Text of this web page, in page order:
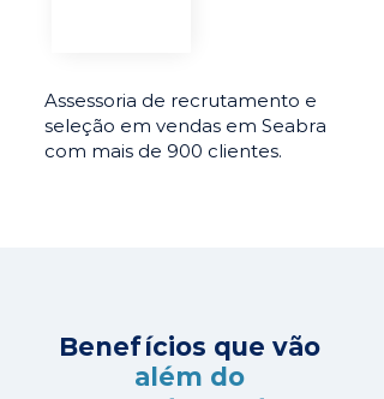
Assessoria de recrutamento e
seleção em vendas em Seabra
com mais de 900 clientes.
Benefícios que vão
além do